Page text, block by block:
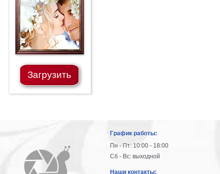
Загрузить
График работы:
Пн - Пт: 10:00 - 18:00
Сб - Вс: выходной
Наши контакты: